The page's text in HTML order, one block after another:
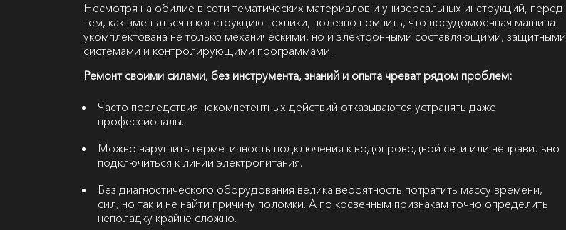
Несмотря на обилие в сети тематических материалов и универсальных инструкций, перед
тем, как вмешаться в конструкцию техники, полезно помнить, что посудомоечная машина
укомплектована не только механическими, но и электронными составляющими, защитными
системами и контролирующими программами.
Ремонт своими силами, без инструмента, знаний и опыта чреват рядом проблем:
Часто последствия некомпетентных действий отказываются устранять даже
профессионалы.
Можно нарушить герметичность подключения к водопроводной сети или неправильно
подключиться к линии электропитания.
Без диагностического оборудования велика вероятность потратить массу времени,
сил, но так и не найти причину поломки. А по косвенным признакам точно определить
неполадку крайне сложно.